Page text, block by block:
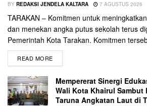
BY REDAKSI JENDELA KALTARA 7 AGUSTUS 2026
TARAKAN – Komitmen untuk
dan menekan angka putus sekolah terus
Pemerintah Kota Tarakan. Komitmen
READ MORE
Mempererat Sinergi
Wali Kota Khairul Sambut
Taruna Angkatan Laut di